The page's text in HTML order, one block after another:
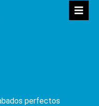
perfectos